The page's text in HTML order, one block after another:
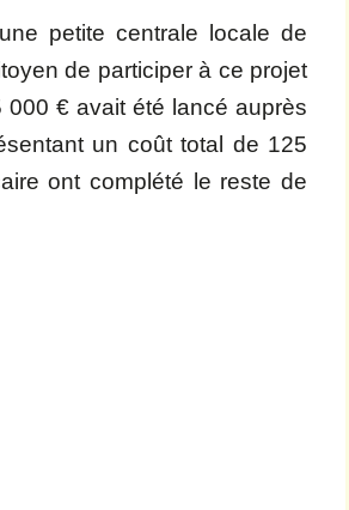
petite centrale locale de
de participer à ce projet
€ avait été lancé auprès
un coût total de 125
ont complété le reste de